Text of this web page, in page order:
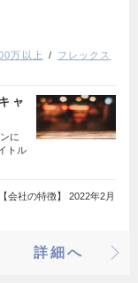
万以上
フレックス
ャ
に
トル
会社の特徴】 2022年2月
詳細へ